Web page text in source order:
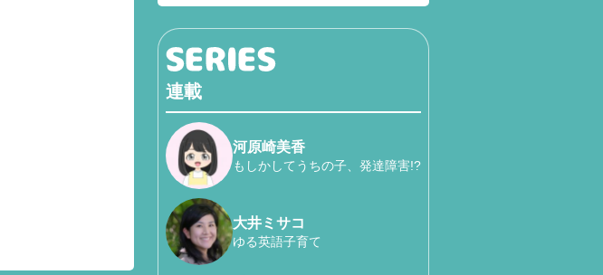
連載
河原崎美香
もしかしてうちの子、発達障害!?
大井ミサコ
ゆる英語子育て